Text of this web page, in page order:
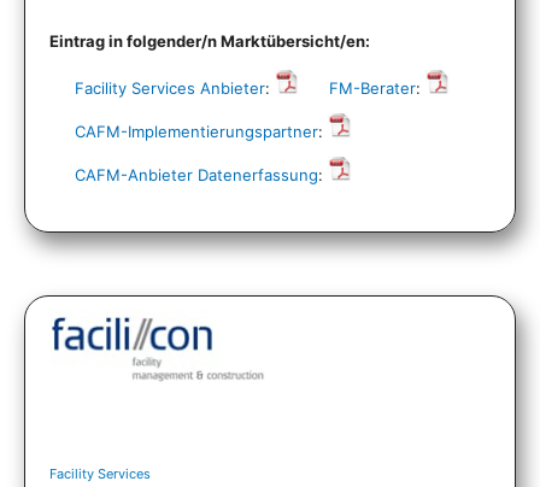
Eintrag in folgender/n Marktübersicht/en:
Facility Services Anbieter: FM-Berater:
CAFM-Implementierungspartner:
CAFM-Anbieter Datenerfassung:
Facility Services